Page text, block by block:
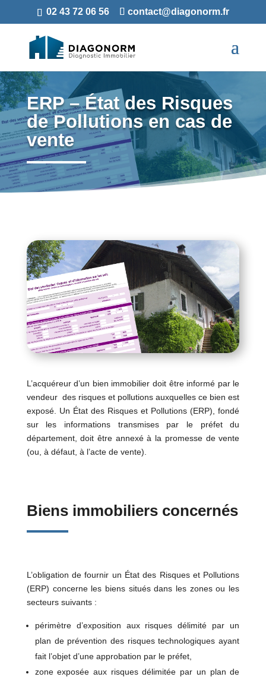
02 43 72 06 56 contact@diagonorm.fr
ERP – État des Risques
de Pollutions en cas de
vente
L’acquéreur d’un bien immobilier doit être informé par le
vendeur des risques et pollutions auxquelles ce bien est
exposé. Un État des Risques et Pollutions (ERP), fondé
sur les informations transmises par le préfet du
département, doit être annexé à la promesse de vente
(ou, à défaut, à l’acte de vente).
Biens immobiliers concernés
L’obligation de fournir un État des Risques et Pollutions
(ERP) concerne les biens situés dans les zones ou les
secteurs suivants :
périmètre d’exposition aux risques délimité par un
plan de prévention des risques technologiques ayant
fait l’objet d’une approbation par le préfet,
zone exposée aux risques délimitée par un plan de